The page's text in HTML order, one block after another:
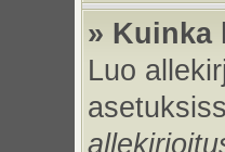
» Kuinka
Luo